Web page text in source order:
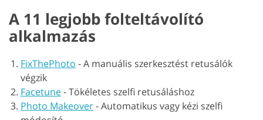
A 11 legjobb folteltávolító
alkalmazás
FixThePhoto -A manuális szerkesztést retusálók
végzik
Facetune-Tökéletes szelfi retusáláshoz
Photo Makeover-Automatikus vagy kézi szelfi